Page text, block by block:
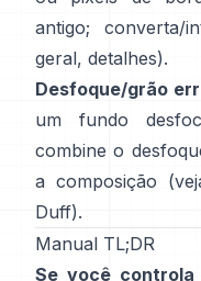
antigo; converta/
geral, detalhes).
Desfoque/grão
um fundo
combine o
a composição
Duff).
Manual TL;DR
Se você